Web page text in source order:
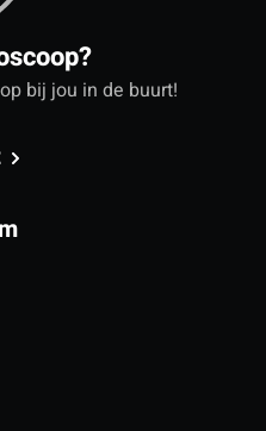
bij jou in de buurt!